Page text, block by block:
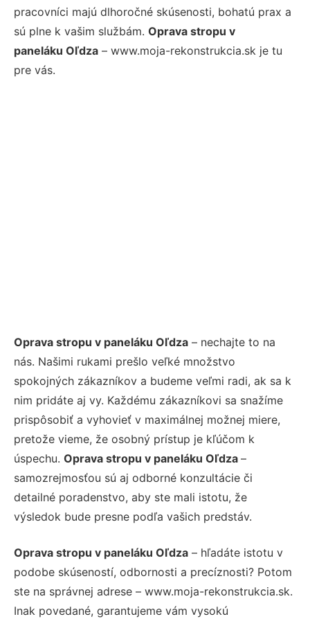
pracovníci majú dlhoročné skúsenosti, bohatú prax a
sú plne k vašim službám. Oprava stropu v
paneláku Oľdza – www.moja-rekonstrukcia.sk je tu
pre vás.
Oprava stropu v paneláku Oľdza – nechajte to na
nás. Našimi rukami prešlo veľké množstvo
spokojných zákazníkov a budeme veľmi radi, ak sa k
nim pridáte aj vy. Každému zákazníkovi sa snažíme
prispôsobiť a vyhovieť v maximálnej možnej miere,
pretože vieme, že osobný prístup je kľúčom k
úspechu. Oprava stropu v paneláku Oľdza –
samozrejmosťou sú aj odborné konzultácie či
detailné poradenstvo, aby ste mali istotu, že
výsledok bude presne podľa vašich predstáv.
Oprava stropu v paneláku Oľdza – hľadáte istotu v
podobe skúseností, odbornosti a precíznosti? Potom
ste na správnej adrese – www.moja-rekonstrukcia.sk.
Inak povedané, garantujeme vám vysokú